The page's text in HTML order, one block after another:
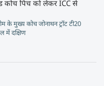
कोच पिच को लेकर ICC से
के मुख्य कोच जोनाथन ट्रॉट टी20
में दक्षिण